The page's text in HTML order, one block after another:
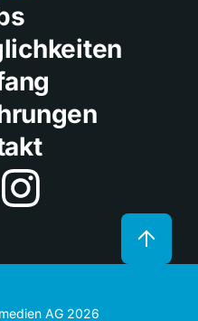
AG 2026